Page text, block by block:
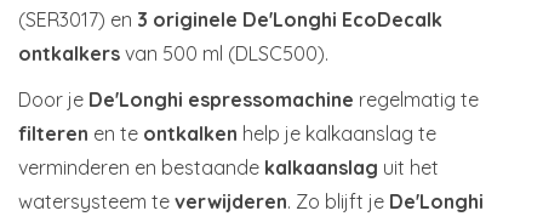
(SER3017) en 3 originele De'Longhi EcoDecalk
ontkalkers van 500 ml (DLSC500).
Door je De'Longhi espressomachine regelmatig te
filteren en te ontkalken help je kalkaanslag te
verminderen en bestaande kalkaanslag uit het
watersysteem te verwijderen. Zo blijft je De'Longhi